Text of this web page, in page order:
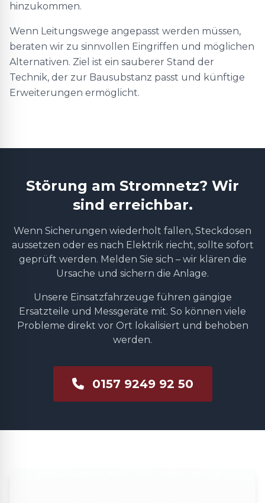
hinzukommen.
Wenn Leitungswege angepasst werden müssen,
beraten wir zu sinnvollen Eingriffen und möglichen
Alternativen. Ziel ist ein sauberer Stand der
Technik, der zur Bausubstanz passt und künftige
Erweiterungen ermöglicht.
Störung am Stromnetz? Wir
sind erreichbar.
Wenn Sicherungen wiederholt fallen, Steckdosen
aussetzen oder es nach Elektrik riecht, sollte sofort
geprüft werden. Melden Sie sich – wir klären die
Ursache und sichern die Anlage.
Unsere Einsatzfahrzeuge führen gängige
Ersatzteile und Messgeräte mit. So können viele
Probleme direkt vor Ort lokalisiert und behoben
werden.
0157 9249 92 50